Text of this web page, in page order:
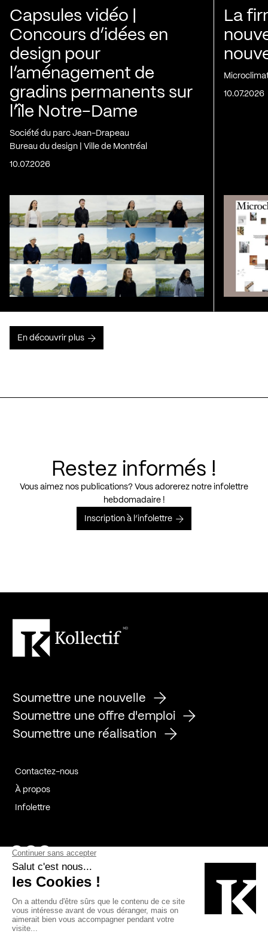
Capsules vidéo |
Concours d’idées en
design pour
l’aménagement de
gradins permanents sur
l’île Notre-Dame
Société du parc Jean-Drapeau
Bureau du design | Ville de Montréal
10.07.2026
La
10.07.2026
En découvrir plus
Restez informés !
Vous aimez nos publications? Vous adorerez notre infolettre
hebdomadaire !
Inscription à l’infolettre
Soumettre une nouvelle
Soumettre une offre d'emploi
Soumettre une réalisation
Contactez-nous
À propos
Infolettre
Page Facebook de Kollectif
Page Instagram de Kollectif
Page Linkedin de Kollectif